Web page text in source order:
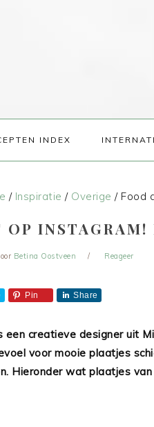
INDEX
/ Inspiratie / Overige /Food
OP INSTAGRAM!
Betina Oostveen Reageer
Pin Share
een creatieve designer uit
voor mooie plaatjes
Hieronder wat plaatjes